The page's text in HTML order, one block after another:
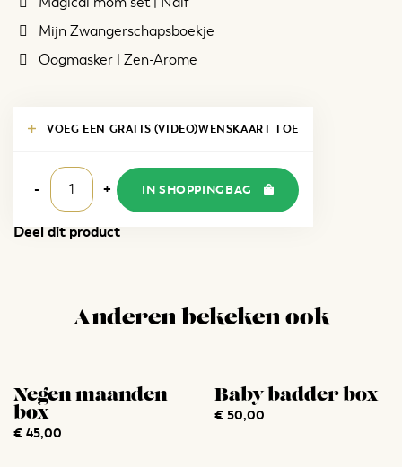
Mijn Zwangerschapsboekje
Oogmasker | Zen-Arome
VOEG EEN GRATIS (VIDEO)WENSKAART TOE
-
Mom
be
box
aantal
+ IN SHOPPINGBAG
Deel dit product
Anderen bekeken ook
Negen maanden
box
€ 45,00
Baby badder box
€ 50,00